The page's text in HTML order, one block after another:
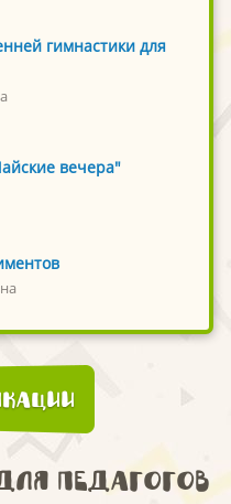
гимнастики для
вечера"
педагогов